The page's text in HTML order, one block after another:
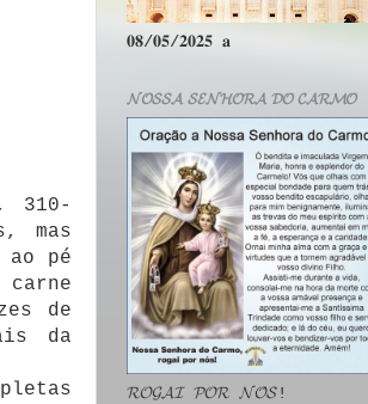
310-
mas
ao pé
carne
de
da
𝟎𝟖/𝟎𝟓/𝟐𝟎𝟐𝟓 𝐚
𝓝𝓞𝓢𝓢𝓐 𝓢𝓔𝓝𝓗𝓞𝓡𝓐 𝓓𝓞 𝓒𝓐𝓡𝓜𝓞
𝓡𝓞𝓖𝓐𝓘 𝓟𝓞𝓡 𝓝𝓞́𝓢!